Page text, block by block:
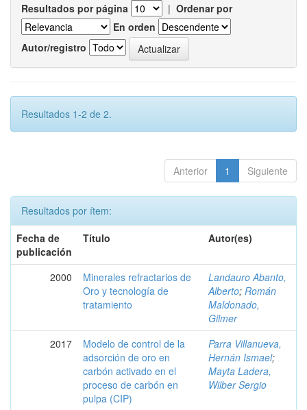
Resultados por página | Ordenar por
En orden
Autor/registro
Resultados 1-2 de 2.
Anterior 1 Siguiente
Resultados por ítem:
Fecha de
publicación
Título Autor(es)
2000
Minerales refractarios de
Oro y tecnología de
tratamiento
Landauro Abanto,
Alberto; Román
Maldonado,
Gilmer
2017
Modelo de control de la
adsorción de oro en
carbón activado en el
proceso de carbón en
pulpa (CIP)
Parra Villanueva,
Hernán Ismael;
Mayta Ladera,
Wilber Sergio